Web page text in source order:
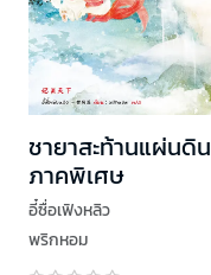
ชายาสะท้านแผ่นดิน
ภาคพิเศษ
อี๋ซื่อเฟิงหลิว
พริกหอม